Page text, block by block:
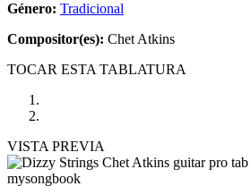
Género: Tradicional
Compositor(es): Chet Atkins
TOCAR ESTA TABLATURA
VISTA PREVIA